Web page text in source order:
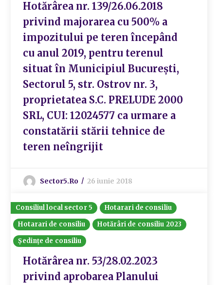
Hotărârea nr. 139/26.06.2018
privind majorarea cu 500% a
impozitului pe teren începând
cu anul 2019, pentru terenul
situat în Municipiul București,
Sectorul 5, str. Ostrov nr. 3,
proprietatea S.C. PRELUDE 2000
SRL, CUI: 12024577 ca urmare a
constatării stării tehnice de
teren neîngrijit
Sector5.ro 26 iunie 2018
Consiliul local sector 5
Hotarari de consiliu
Hotarari de consiliu
Hotărâri de consiliu 2023
Ședințe de consiliu
Hotărârea nr. 53/28.02.2023
privind aprobarea Planului